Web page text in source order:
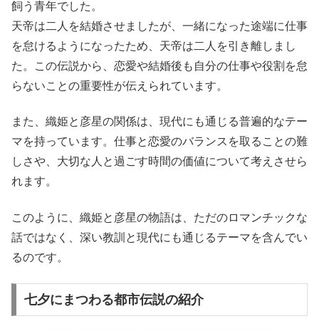
飼う青年でした。
天帝は二人を結婚させましたが、一緒になった途端に仕事
を怠けるようになったため、天帝は二人を引き離しまし
た。この伝説から、恋愛や結婚後も自分の仕事や役割を怠
らないことの重要性が伝えられています。
また、織姫と彦星の関係は、現代にも通じる普遍的なテー
マを持っています。仕事と恋愛のバランスを取ることの難
しさや、大切な人と過ごす時間の価値について考えさせら
れます。
このように、織姫と彦星の物語は、ただのロマンチックな
話ではなく、深い教訓と現代にも通じるテーマを含んでい
るのです。
七夕にまつわる都市伝説の紹介